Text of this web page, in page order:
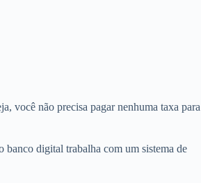
você não precisa pagar nenhuma taxa para
banco digital trabalha com um sistema de